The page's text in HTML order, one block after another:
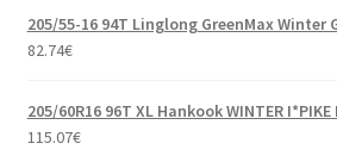
205/55-16 94T Linglong GreenMax Winter
82.74€
205/60R16 96T XL Hankook WINTER I*PIKE
115.07€